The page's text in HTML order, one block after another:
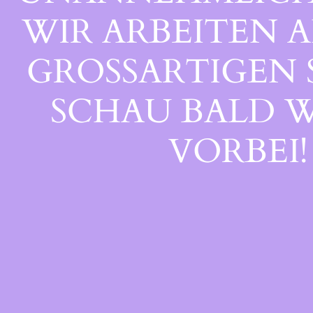
WIR ARBEITEN
GROSSARTIGEN
CHAU BALD
ORBEI!